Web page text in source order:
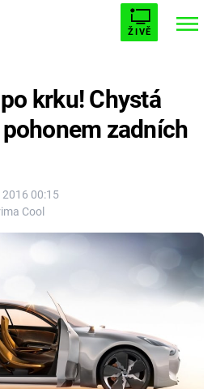
ŽIVĚ
AVENGERS 5
00:15
Cool
krku! Chystá
pohonem zadních